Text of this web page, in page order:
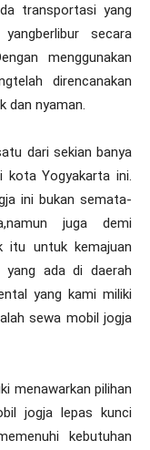
transportasi yang
secara
menggunakan
direncanakan
dan nyaman.
dari sekian banya
kota Yogyakarta ini.
ini bukan semata-
juga demi
itu untuk kemajuan
ada di daerah
yang kami miliki
sewa mobil jogja
menawarkan pilihan
jogja lepas kunci
kebutuhan